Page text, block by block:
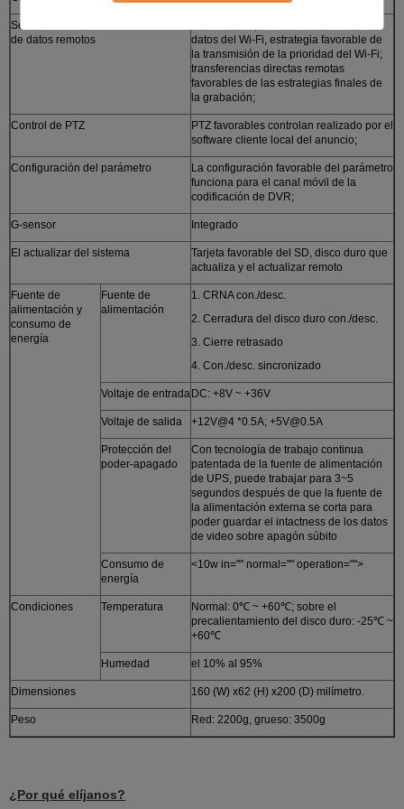
Selección de canal de transmisión
de datos remotos
datos del Wi-Fi, estrategia favorable de
la transmisión de la prioridad del Wi-Fi;
transferencias directas remotas
favorables de las estrategias finales de
la grabación;
Control de PTZ
PTZ favorables controlan realizado por el
software cliente local del anuncio;
Configuración del parámetro
La configuración favorable del parámetro
funciona para el canal móvil de la
codificación de DVR;
G-sensor Integrado
El actualizar del sistema
Tarjeta favorable del SD, disco duro que
actualiza y el actualizar remoto
Fuente de
alimentación y
consumo de
energía
Fuente de
alimentación
1. CRNA con./desc.
2. Cerradura del disco duro con./desc.
3. Cierre retrasado
4. Con./desc. sincronizado
Voltaje de entradaDC: +8V ~ +36V
Voltaje de salida +12V@4 *0.5A; +5V@0.5A
Protección del
poder-apagado
Con tecnología de trabajo continua
patentada de la fuente de alimentación
de UPS, puede trabajar para 3~5
segundos después de que la fuente de
la alimentación externa se corta para
poder guardar el intactness de los datos
de video sobre apagón súbito
Consumo de
energía
<10w in="" normal="" operation="">
Condiciones Temperatura
Normal: 0℃ ~ +60℃; sobre el
precalientamiento del disco duro: -25℃ ~
+60℃
Humedad el 10% al 95%
Dimensiones 160 (W) x62 (H) x200 (D) milímetro.
Peso Red: 2200g, grueso: 3500g
¿Por qué elíjanos?